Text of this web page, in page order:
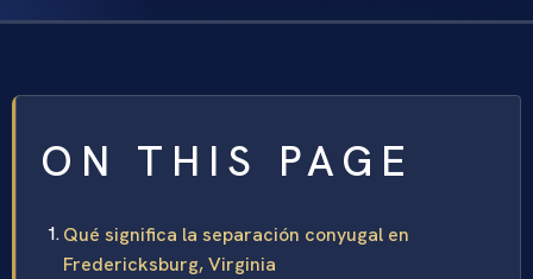
ON THIS PAGE
Qué significa la separación conyugal en
Fredericksburg, Virginia